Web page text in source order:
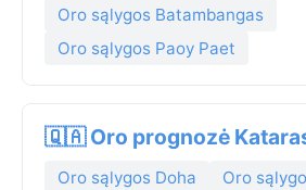
Oro sąlygos Batambangas
Oro sąlygos Paoy Paet
🇶🇦 Oro prognozė
Oro sąlygos Doha
Oro